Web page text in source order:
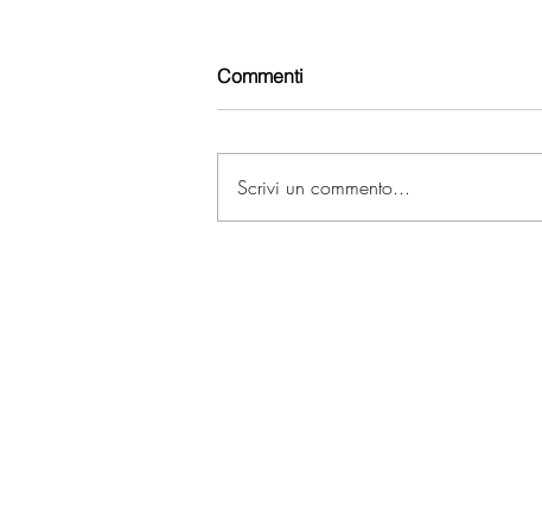
AUTOFFICINA VEGETTI
Commenti
Scrivi un commento...